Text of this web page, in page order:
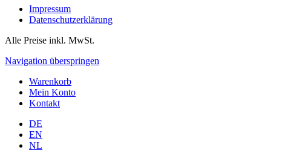
Impressum
Datenschutzerklärung
Alle Preise inkl. MwSt.
Navigation überspringen
Warenkorb
Mein Konto
Kontakt
DE
EN
NL